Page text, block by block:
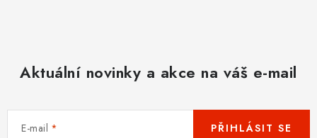
Aktuální novinky a akce na váš e-mail
E-mail PŘIHLÁSIT SE